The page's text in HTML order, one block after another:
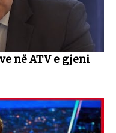
në ATV e gjeni